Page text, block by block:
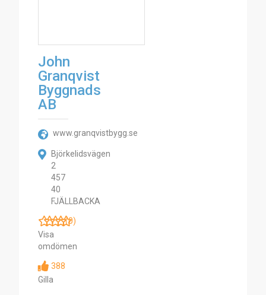
John
Granqvist
Byggnads
AB
www.granqvistbygg.se
Björkelidsvägen
2
457
40
FJÄLLBACKA
(0)
Visa
omdömen
388
Gilla